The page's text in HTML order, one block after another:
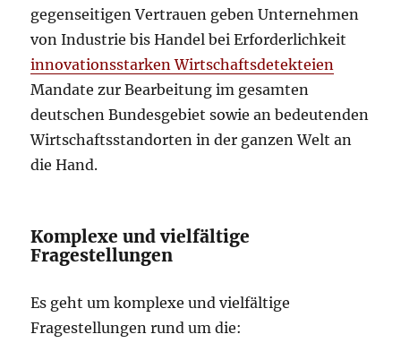
gegenseitigen Vertrauen geben Unternehmen
von Industrie bis Handel bei Erforderlichkeit
innovationsstarken Wirtschaftsdetekteien
Mandate zur Bearbeitung im gesamten
deutschen Bundesgebiet sowie an bedeutenden
Wirtschaftsstandorten in der ganzen Welt an
die Hand.
Komplexe und vielfältige
Fragestellungen
Es geht um komplexe und vielfältige
Fragestellungen rund um die: